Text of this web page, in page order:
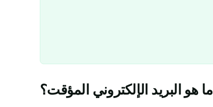
ما هو البريد الإلكتروني المؤقت؟